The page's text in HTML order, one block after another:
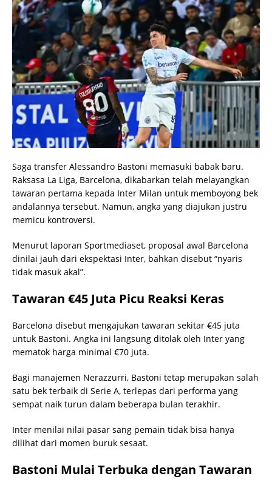
Saga transfer Alessandro Bastoni memasuki babak baru.
Raksasa La Liga, Barcelona, dikabarkan telah melayangkan
tawaran pertama kepada Inter Milan untuk memboyong bek
andalannya tersebut. Namun, angka yang diajukan justru
memicu kontroversi.
Menurut laporan Sportmediaset, proposal awal Barcelona
dinilai jauh dari ekspektasi Inter, bahkan disebut “nyaris
tidak masuk akal”.
Tawaran €45 Juta Picu Reaksi Keras
Barcelona disebut mengajukan tawaran sekitar €45 juta
untuk Bastoni. Angka ini langsung ditolak oleh Inter yang
mematok harga minimal €70 juta.
Bagi manajemen Nerazzurri, Bastoni tetap merupakan salah
satu bek terbaik di Serie A, terlepas dari performa yang
sempat naik turun dalam beberapa bulan terakhir.
Inter menilai nilai pasar sang pemain tidak bisa hanya
dilihat dari momen buruk sesaat.
Bastoni Mulai Terbuka dengan Tawaran